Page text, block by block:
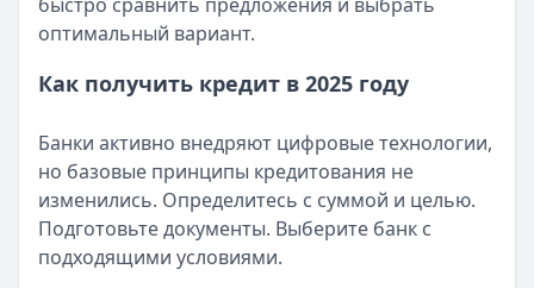
Кратко:Осенью 2025 года ставки по кредитам
Опубликовано:4 сентября 2025 г.
Читать новость
Кратко:Ошибка в кредитной истории способна
Опубликовано: 3 сентября 2025 г.
Категория:Кредиты
Читать новость
Как избавиться от долгов без банкротства в 2025 году
оптимальный вариант.
Как получить кредит в 2025 году
Банки активно внедряют цифровые технологии,
но базовые принципы кредитования не
изменились. Определитесь с суммой и целью.
Подготовьте документы. Выберите банк с
подходящими условиями.